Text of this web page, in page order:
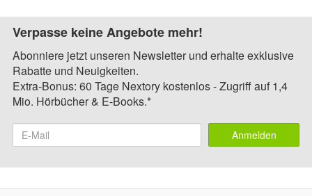
Verpasse keine Angebote mehr!
Abonniere jetzt unseren Newsletter und erhalte exklusive
Rabatte und Neuigkeiten.
Extra-Bonus: 60 Tage Nextory kostenlos - Zugriff auf 1,4
Mio. Hörbücher & E-Books.*
Anmelden